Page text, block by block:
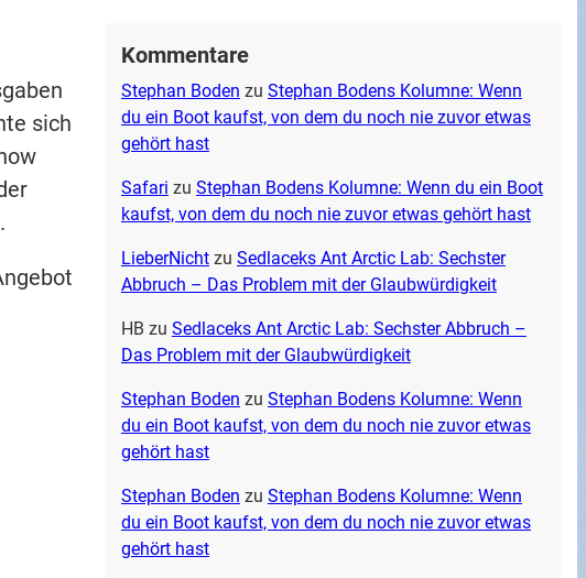
sich
Kommentare
Stephan Boden zu Stephan Bodens Kolumne: Wenn
du ein Boot kaufst, von dem du noch nie zuvor etwas
gehört hast
Safari zu Stephan Bodens Kolumne: Wenn du ein Boot
kaufst, von dem du noch nie zuvor etwas gehört hast
LieberNichtzu Sedlaceks Ant Arctic Lab: Sechster
Abbruch – Das Problem mit der Glaubwürdigkeit
HB zu Sedlaceks Ant Arctic Lab: Sechster Abbruch –
Das Problem mit der Glaubwürdigkeit
Stephan Boden zu Stephan Bodens Kolumne: Wenn
du ein Boot kaufst, von dem du noch nie zuvor etwas
gehört hast
Stephan Boden zu Stephan Bodens Kolumne: Wenn
du ein Boot kaufst, von dem du noch nie zuvor etwas
gehört hast